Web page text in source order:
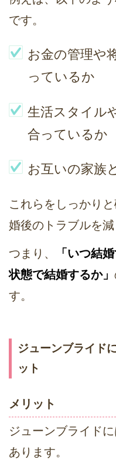
です。
お金の管理や
っているか
生活スタイル
合っているか
お互いの家族
これらをしっかり
婚後のトラブルを減
つまり、
「いつ結
状態で結婚するか」
す。
ジューンブライド
ット
メリット
ジューンブライド
あります。